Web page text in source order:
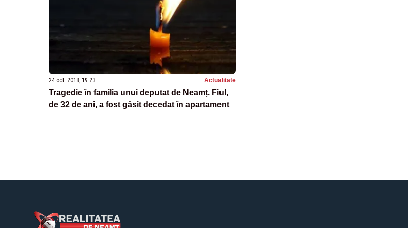
24 oct. 2018, 19:23 Actualitate
Tragedie în familia unui deputat de Neamț. Fiul,
de 32 de ani, a fost găsit decedat în apartament